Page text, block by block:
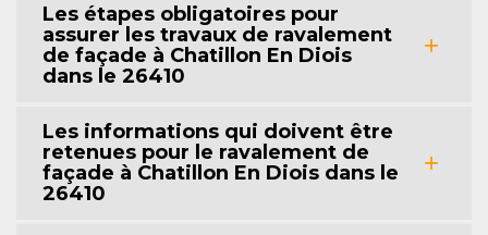
Les étapes obligatoires pour
assurer les travaux de ravalement
de façade à Chatillon En Diois
dans le 26410
Les informations qui doivent être
retenues pour le ravalement de
façade à Chatillon En Diois dans le
26410